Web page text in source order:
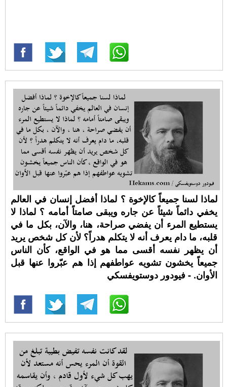
لماذا لسنا جميعاً كالإخوة ؟ لماذا أفضل إنسان في العالم
يخفي دائماً شيئاً عن جاره ويبقى صامتاً أمامه ؟ لماذا لا
يستطيع المرء أن يفضي صراحة، هنا، والآن، بكل ما في
قلبه، ما دام يعرف أنه لا يتكلم هدراً؟ لأن كل شخص يريد
أن يظهر نفسه أقسى مما هو في الواقع، كأن الناس
جميعاً يخشون تشويه عواطفهم إذا هم عبّروا عنها قبل
الأوان. - فيودور دوستويفسكي